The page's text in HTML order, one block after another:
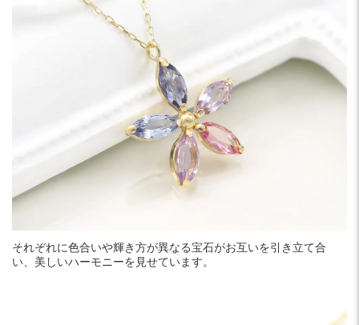
それぞれに色合いや輝き方が異なる宝石がお互いを引き立て合
い、美しいハーモニーを見せています。